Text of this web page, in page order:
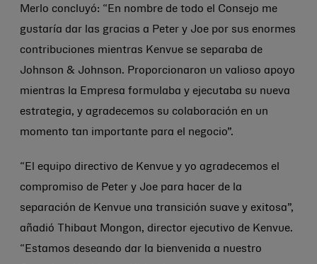
Merlo concluyó: “En nombre de todo el Consejo me
gustaría dar las gracias a Peter y Joe por sus enormes
contribuciones mientras Kenvue se separaba de
Johnson & Johnson. Proporcionaron un valioso apoyo
mientras la Empresa formulaba y ejecutaba su nueva
estrategia, y agradecemos su colaboración en un
momento tan importante para el negocio”.
“El equipo directivo de Kenvue y yo agradecemos el
compromiso de Peter y Joe para hacer de la
separación de Kenvue una transición suave y exitosa”,
añadió Thibaut Mongon, director ejecutivo de Kenvue.
“Estamos deseando dar la bienvenida a nuestro